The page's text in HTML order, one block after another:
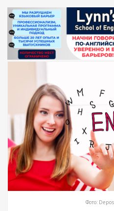
Фото: